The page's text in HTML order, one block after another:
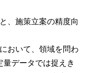
、施策立案の精度向
おいて、領域を問わ
データでは捉えき